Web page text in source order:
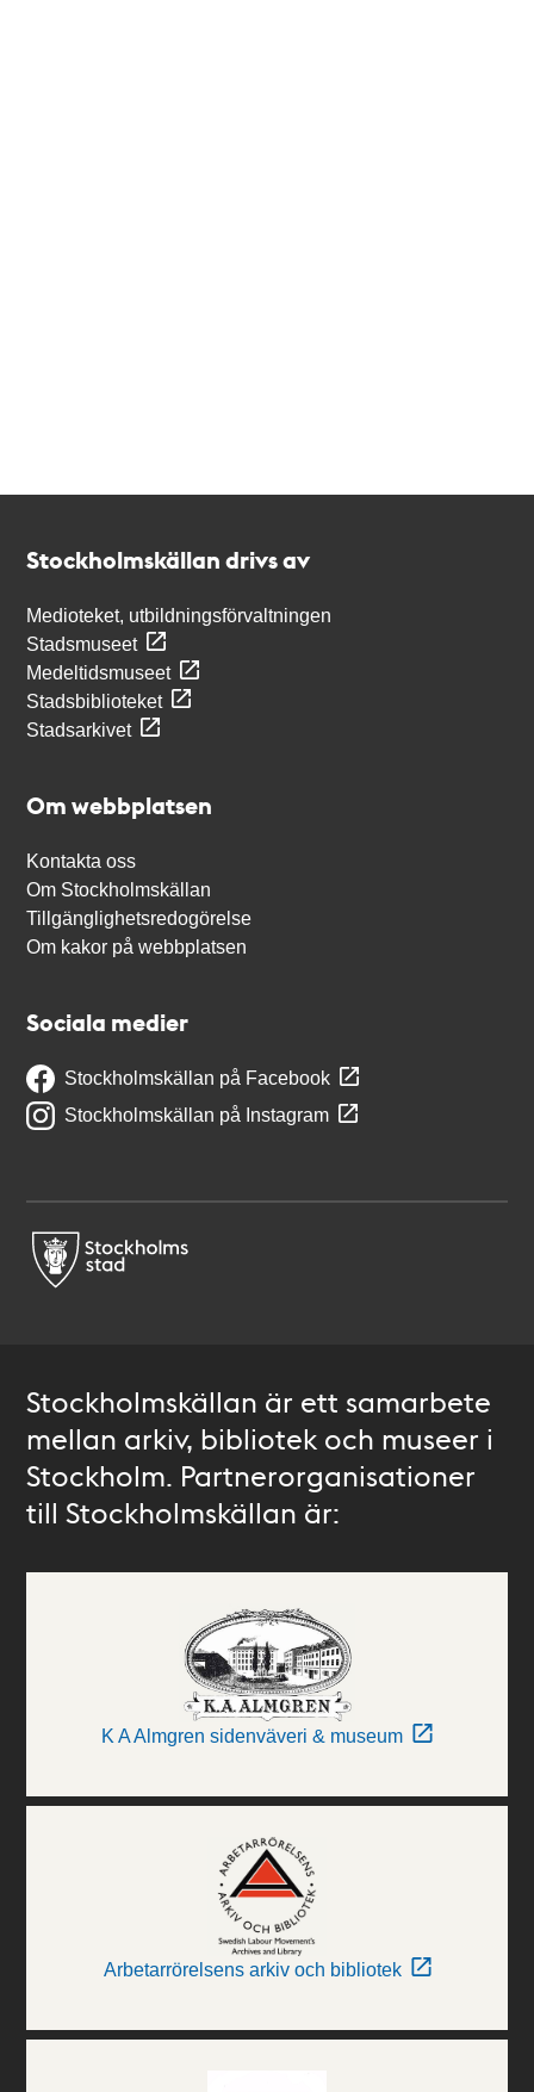
Stockholmskällan drivs av
Medioteket, utbildningsförvaltningen
Stadsmuseet
Medeltidsmuseet
Stadsbiblioteket
Stadsarkivet
Om webbplatsen
Kontakta oss
Om Stockholmskällan
Tillgänglighetsredogörelse
Om kakor på webbplatsen
Sociala medier
Stockholmskällan på Facebook
Stockholmskällan på Instagram
Stockholmskällan är ett samarbete
mellan arkiv, bibliotek och museer i
Stockholm. Partnerorganisationer
till Stockholmskällan är:
K A Almgren sidenväveri & museum
Arbetarrörelsens arkiv och bibliotek